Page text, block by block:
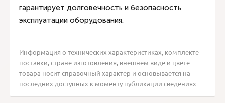
гарантирует долговечность и безопасность
эксплуатации оборудования.
Информация о технических характеристиках, комплекте
поставки, стране изготовления, внешнем виде и цвете
товара носит справочный характер и основывается на
последних доступных к моменту публикации сведениях